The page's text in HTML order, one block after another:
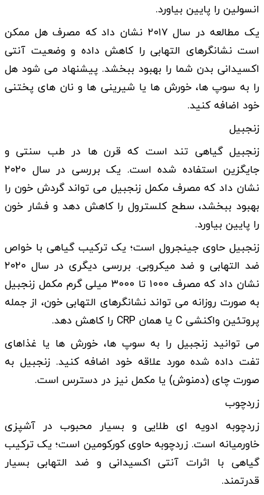
انسولین را پایین بیاورد.
یک مطالعه در سال ۲۰۱۷ نشان داد که مصرف هل ممکن
است نشانگرهای التهابی را کاهش داده و وضعیت آنتی
اکسیدانی بدن شما را بهبود ببخشد. پیشنهاد می شود هل
را به سوپ ها، خورش ها یا شیرینی ها و نان های پختنی
خود اضافه کنید.
زنجبیل
زنجبیل گیاهی تند است که قرن ها در طب سنتی و
جایگزین استفاده شده است. یک بررسی در سال ۲۰۲۰
نشان داد که مصرف مکمل زنجبیل می تواند گردش خون را
بهبود ببخشد، سطح کلسترول را کاهش دهد و فشار خون
را پایین بیاورد.
زنجبیل حاوی جینجرول است؛ یک ترکیب گیاهی با خواص
ضد التهابی و ضد میکروبی. بررسی دیگری در سال ۲۰۲۰
نشان داد که مصرف ۱۰۰۰ تا ۳۰۰۰ میلی گرم مکمل زنجبیل
به صورت روزانه می تواند نشانگرهای التهابی خون، از جمله
پروتئین واکنشی C یا همان CRP را کاهش دهد.
می توانید زنجبیل را به سوپ ها، خورش ها یا غذاهای
تفت داده شده مورد علاقه خود اضافه کنید. زنجبیل به
صورت چای (دمنوش) یا مکمل نیز در دسترس است.
زردچوب
زردچوبه ادویه ای طلایی و بسیار محبوب در آشپزی
خاورمیانه است. زردچوبه حاوی کورکومین است؛ یک ترکیب
گیاهی با اثرات آنتی اکسیدانی و ضد التهابی بسیار
قدرتمند.